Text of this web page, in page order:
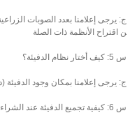
ج: يرجى إعلامنا بعدد الصوبات
ن اقتراح الأنظمة ذات الصلة
س 5: كيف أختار نظام الدفيئة؟
ج: يرجى إعلامنا بمكان وجود الدفيئة
س 6: كيفية تجميع الدفيئة عند الشراء؟